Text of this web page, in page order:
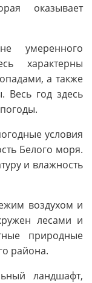
оказывает
умеренного
характерны
а также
Весь год здесь
условия
Белого моря.
и влажность
воздухом и
лесами и
природные
района.
ландшафт,